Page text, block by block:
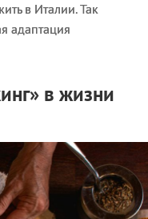
в Италии. Так
адаптация
в жизни